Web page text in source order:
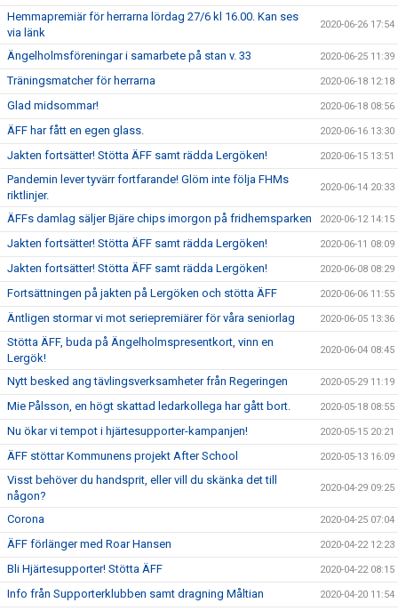
Hemmapremiär för herrarna lördag 27/6 kl 16.00. Kan ses
via länk
2020-06-26 17:54
Ängelholmsföreningar i samarbete på stan v. 33 2020-06-25 11:39
Träningsmatcher för herrarna 2020-06-18 12:18
Glad midsommar! 2020-06-18 08:56
ÄFF har fått en egen glass. 2020-06-16 13:30
Jakten fortsätter! Stötta ÄFF samt rädda Lergöken! 2020-06-15 13:51
Pandemin lever tyvärr fortfarande! Glöm inte följa FHMs
riktlinjer.
2020-06-14 20:33
ÄFFs damlag säljer Bjäre chips imorgon på fridhemsparken 2020-06-12 14:15
Jakten fortsätter! Stötta ÄFF samt rädda Lergöken! 2020-06-11 08:09
Jakten fortsätter! Stötta ÄFF samt rädda Lergöken! 2020-06-08 08:29
Fortsättningen på jakten på Lergöken och stötta ÄFF 2020-06-06 11:55
Äntligen stormar vi mot seriepremiärer för våra seniorlag 2020-06-05 13:36
Stötta ÄFF, buda på Ängelholmspresentkort, vinn en
Lergök!
2020-06-04 08:45
Nytt besked ang tävlingsverksamheter från Regeringen 2020-05-29 11:19
Mie Pålsson, en högt skattad ledarkollega har gått bort. 2020-05-18 08:55
Nu ökar vi tempot i hjärtesupporter-kampanjen! 2020-05-15 20:21
ÄFF stöttar Kommunens projekt After School 2020-05-13 16:09
Visst behöver du handsprit, eller vill du skänka det till
någon?
2020-04-29 09:25
Corona 2020-04-25 07:04
ÄFF förlänger med Roar Hansen 2020-04-22 12:23
Bli Hjärtesupporter! Stötta ÄFF 2020-04-22 08:15
Info från Supporterklubben samt dragning Måltian 2020-04-20 11:54